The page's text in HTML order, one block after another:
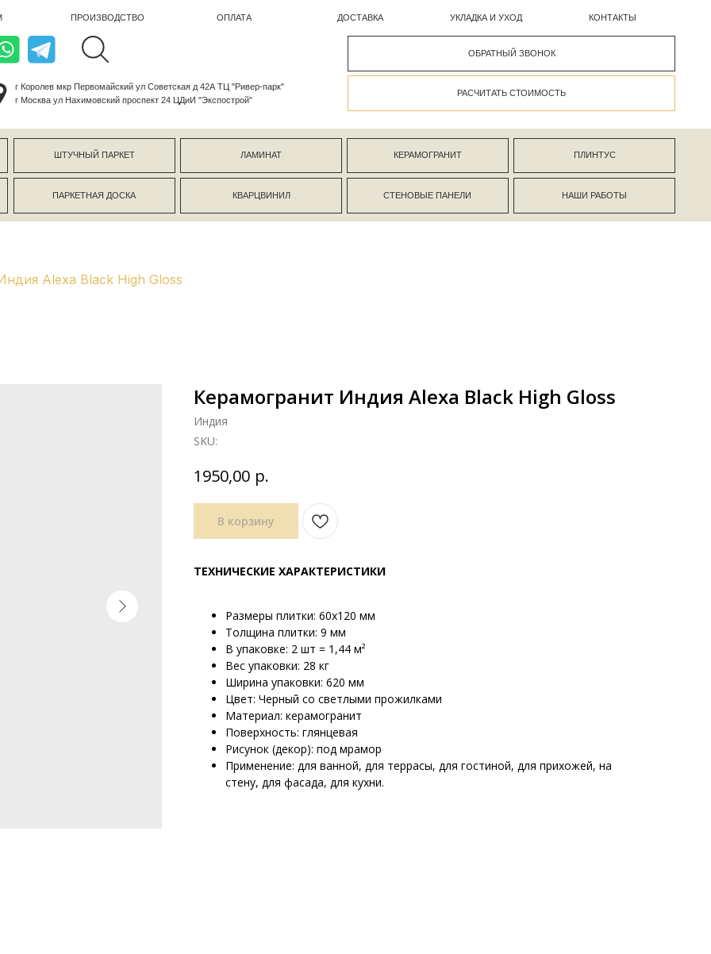
ПРОИЗВОДСТВО КОНТАКТЫ
УКЛАДКА И УХОД
ул Нахимовский проспект 24 ЦДиИ "Экспострой"
ПАРКЕТНАЯ ДОСКА
ШТУЧНЫЙ ПАРКЕТ
КВАРЦВИНИЛ
КЕРАМОГРАНИТ
СТЕНОВЫЕ ПАНЕЛИ
ЛАМИНАТ
НАШИ РАБОТЫ
ПЛИНТУС
Alexa Black High Gloss
Керамогранит Индия Alexa Black High Gloss
Индия
SKU:
1950,00 р.
В корзину
ТЕХНИЧЕСКИЕ ХАРАКТЕРИСТИКИ
Размеры плитки: 60х120 мм
Толщина плитки: 9 мм
В упаковке: 2 шт = 1,44 м²
Вес упаковки: 28 кг
Ширина упаковки: 620 мм
Цвет: Черный со светлыми прожилками
Материал: керамогранит
Поверхность: глянцевая
Рисунок (декор): под мрамор
Применение: для ванной, для террасы, для гостиной, для прихожей, на
стену, для фасада, для кухни.